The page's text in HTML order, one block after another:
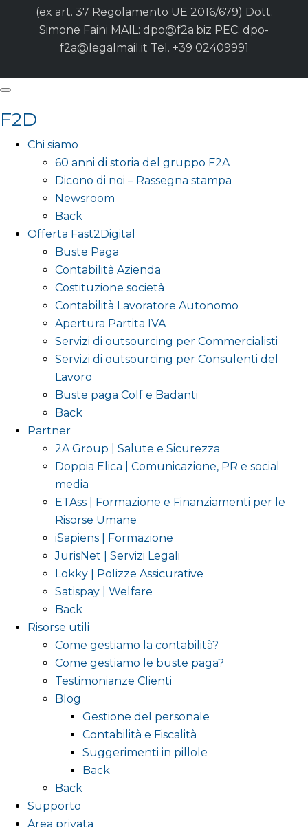
(ex art. 37 Regolamento UE 2016/679) Dott.
Simone Faini MAIL: dpo@f2a.biz PEC: dpo-
f2a@legalmail.it Tel. +39 02409991
F2D
Chi siamo
60 anni di storia del gruppo F2A
Dicono di noi – Rassegna stampa
Newsroom
Back
Offerta Fast2Digital
Buste Paga
Contabilità Azienda
Costituzione società
Contabilità Lavoratore Autonomo
Apertura Partita IVA
Servizi di outsourcing per Commercialisti
Servizi di outsourcing per Consulenti del
Lavoro
Buste paga Colf e Badanti
Back
Partner
2A Group | Salute e Sicurezza
Doppia Elica | Comunicazione, PR e social
media
ETAss | Formazione e Finanziamenti per le
Risorse Umane
iSapiens | Formazione
JurisNet | Servizi Legali
Lokky | Polizze Assicurative
Satispay | Welfare
Back
Risorse utili
Come gestiamo la contabilità?
Come gestiamo le buste paga?
Testimonianze Clienti
Blog
Gestione del personale
Contabilità e Fiscalità
Suggerimenti in pillole
Back
Back
Supporto
Area privata